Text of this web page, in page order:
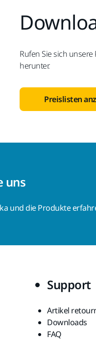
Rufen Sie sich
herunter.
Preislisten
uns
und die Produkte
Support
Artikel
Downloads
FAQ